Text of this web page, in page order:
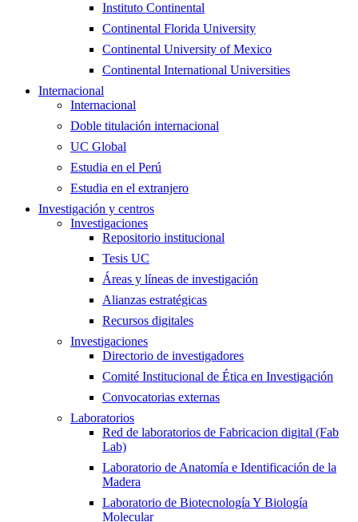
Instituto Continental
Continental Florida University
Continental University of Mexico
Continental International Universities
Internacional
Internacional
Doble titulación internacional
UC Global
Estudia en el Perú
Estudia en el extranjero
Investigación y centros
Investigaciones
Repositorio institucional
Tesis UC
Áreas y líneas de investigación
Alianzas estratégicas
Recursos digitales
Investigaciones
Directorio de investigadores
Comité Institucional de Ética en Investigación
Convocatorias externas
Laboratorios
Red de laboratorios de Fabricacion digital (Fab
Lab)
Laboratorio de Anatomía e Identificación de la
Madera
Laboratorio de Biotecnología Y Biología
Molecular